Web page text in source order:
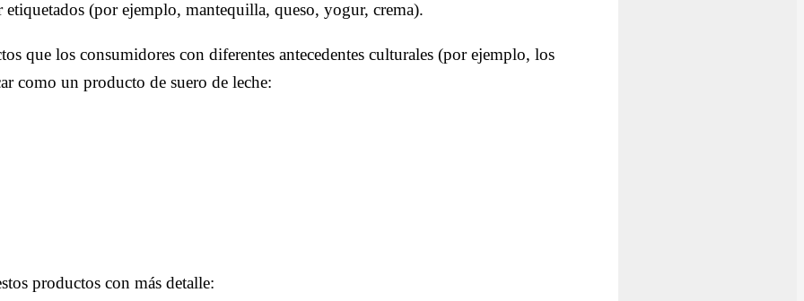
etiquetados (por ejemplo, mantequilla, queso, yogur, crema).
que los consumidores con diferentes antecedentes culturales (por ejemplo, los
como un producto de suero de leche:
productos con más detalle: